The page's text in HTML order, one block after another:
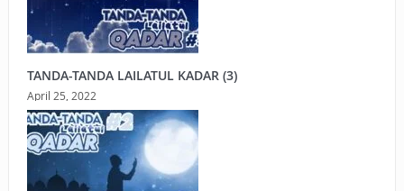
TANDA-TANDA LAILATUL KADAR (3)
April 25, 2022